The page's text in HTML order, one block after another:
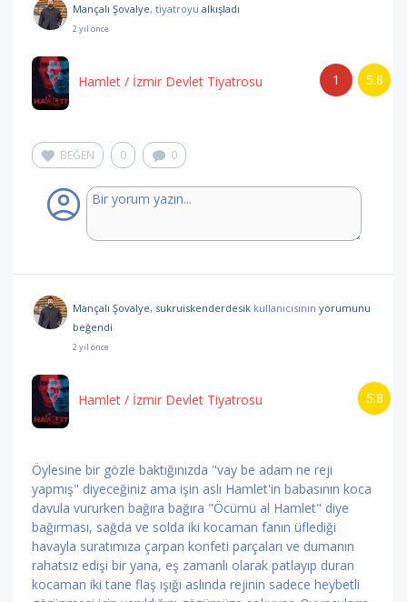
Mançalı Şovalye, tiyatroyu alkışladı
2 yıl önce
5.8
/
1
Hamlet / İzmir Devlet Tiyatrosu
BEĞEN 0 0
Mançalı Şovalye, sukruiskenderdesik kullanıcısının yorumunu
beğendi
2 yıl önce
5.8
Hamlet / İzmir Devlet Tiyatrosu
Öylesine bir gözle baktığınızda "vay be adam ne reji
yapmış" diyeceğiniz ama işin aslı Hamlet'in babasının koca
davula vururken bağıra bağıra "Öcümü al Hamlet" diye
bağırması, sağda ve solda iki kocaman fanın üflediği
havayla suratımıza çarpan konfeti parçaları ve dumanın
rahatsız edişi bir yana, eş zamanlı olarak patlayıp duran
kocaman iki tane flaş ışığı aslında rejinin sadece heybetli